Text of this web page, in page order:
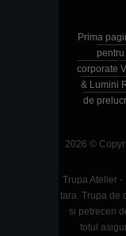
Prima
corporate
& Lumini
de
2026 ©
Trupa Atelier
tara. Trupa de
si petreceri
totul